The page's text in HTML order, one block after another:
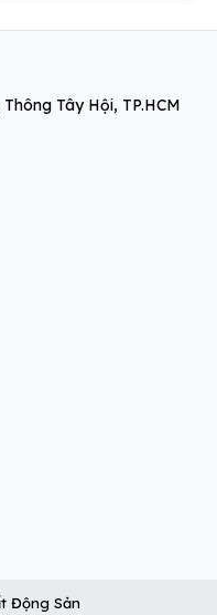
Tây Hội, TP.HCM
Động Sản